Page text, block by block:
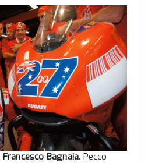
Francesco Bagnaia. Pecco